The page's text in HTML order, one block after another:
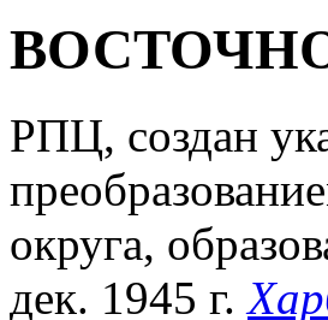
РПЦ, создан
округа,
дек. 1945 г.